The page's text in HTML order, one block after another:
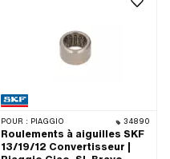
220441 · Piaggio numéro OEM: 221171
POUR : PIAGGIO 34890
Roulements à aiguilles SKF
13/19/12 Convertisseur |